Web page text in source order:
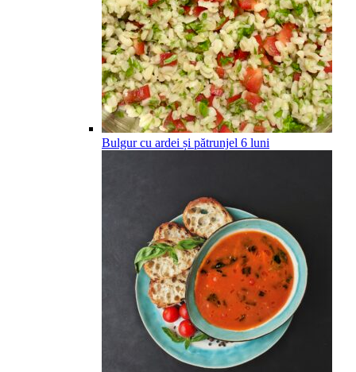
Bulgur cu ardei și pătrunjel 6 luni